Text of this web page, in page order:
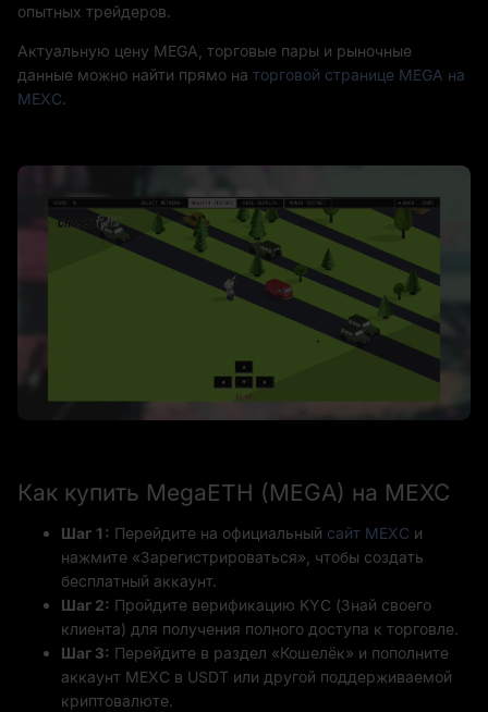
опытных трейдеров.
Актуальную цену MEGA, торговые пары и рыночные
данные можно найти прямо на торговой странице MEGA на
MEXC.
Как купить MegaETH (MEGA) на MEXC
Шаг 1: Перейдите на официальный сайт MEXC и
нажмите «Зарегистрироваться», чтобы создать
бесплатный аккаунт.
Шаг 2: Пройдите верификацию KYC (Знай своего
клиента) для получения полного доступа к торговле.
Шаг 3: Перейдите в раздел «Кошелёк» и пополните
аккаунт MEXC в USDT или другой поддерживаемой
криптовалюте.